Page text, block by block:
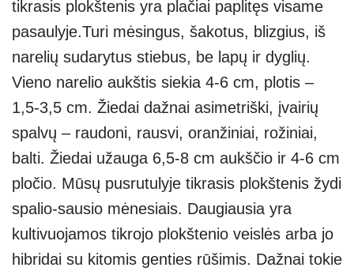
tikrasis plokštenis yra plačiai paplitęs visame
pasaulyje.Turi mėsingus, šakotus, blizgius, iš
narelių sudarytus stiebus, be lapų ir dyglių.
Vieno narelio aukštis siekia 4-6 cm, plotis –
1,5-3,5 cm. Žiedai dažnai asimetriški, įvairių
spalvų – raudoni, rausvi, oranžiniai, rožiniai,
balti. Žiedai užauga 6,5-8 cm aukščio ir 4-6 cm
pločio. Mūsų pusrutulyje tikrasis plokštenis žydi
spalio-sausio mėnesiais. Daugiausia yra
kultivuojamos tikrojo plokštenio veislės arba jo
hibridai su kitomis genties rūšimis. Dažnai tokie